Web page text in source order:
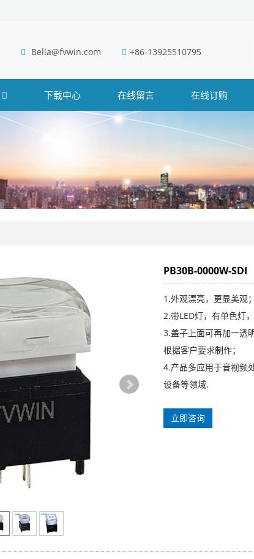
Bella@fvwin.com +86-13925510795
下载中心 在线留言 在线订购
PB30B-0000W-SDI
1.外观漂亮，更显美观；
2.带LED灯，有单色灯
3.盖子上面可再加一透
根据客户要求制作；
4.产品多应用于音视频
设备等领域.
立即咨询